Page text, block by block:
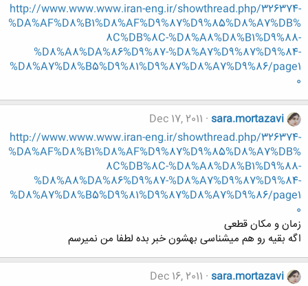
http://www.www.www.iran-eng.ir/showthread.php/326374-
%DA%AF%D8%B1%D8%AF%D9%87%D9%85%D8%A7%DB%
8C%DB%8C-%D8%A8%D8%B1%D9%88-
%D8%A8%DA%86%D9%87-%D8%A7%D9%87%D9%84-
%D8%A7%D8%B5%D9%81%D9%87%D8%A7%D9%86/page1
0
sara.mortazavi
Dec 17, 2011
http://www.www.www.iran-eng.ir/showthread.php/326374-
%DA%AF%D8%B1%D8%AF%D9%87%D9%85%D8%A7%DB%
8C%DB%8C-%D8%A8%D8%B1%D9%88-
%D8%A8%DA%86%D9%87-%D8%A7%D9%87%D9%84-
%D8%A7%D8%B5%D9%81%D9%87%D8%A7%D9%86/page1
0
زمان و مکان قطعی
اگه بقیه رو هم میشناسی بهشون خبر بده لطفا من نمیرسم
sara.mortazavi
Dec 16, 2011